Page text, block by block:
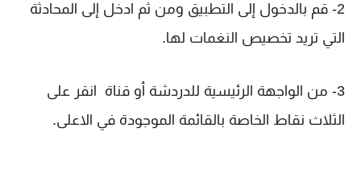
2- قم بالدخول إلى التطبيق ومن ثم ادخل إلى المحادثة
التي تريد تخصيص النغمات لها.
3- من الواجهة الرئيسية للدردشة أو قناة انقر على
الثلاث نقاط الخاصة بالقائمة الموجودة في الاعلى.